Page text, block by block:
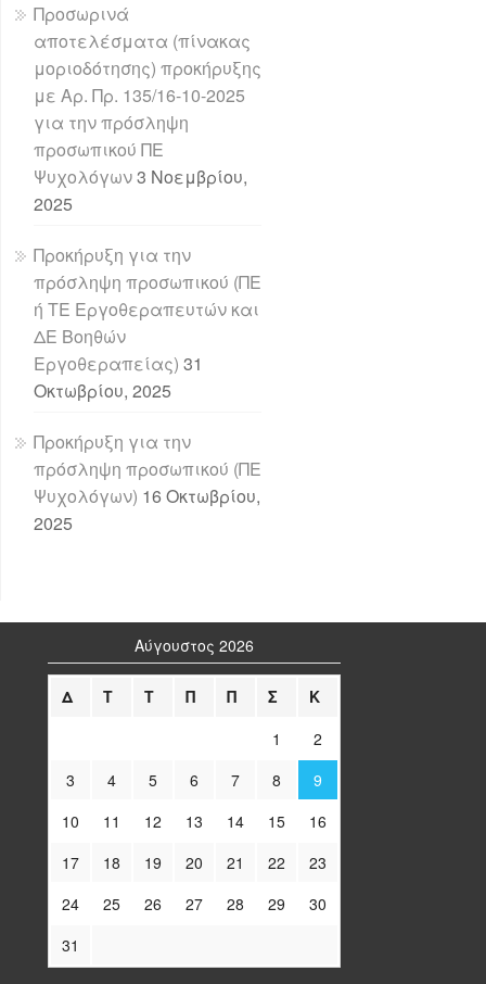
Προσωρινά
αποτελέσματα (πίνακας
μοριοδότησης) προκήρυξης
με Αρ. Πρ. 135/16-10-2025
για την πρόσληψη
προσωπικού ΠΕ
Ψυχολόγων3 Νοεμβρίου,
2025
Προκήρυξη για την
πρόσληψη προσωπικού (ΠΕ
ή ΤΕ Εργοθεραπευτών και
ΔΕ Βοηθών
Εργοθεραπείας) 31
Οκτωβρίου, 2025
Προκήρυξη για την
πρόσληψη προσωπικού (ΠΕ
Ψυχολόγων) 16 Οκτωβρίου,
2025
Αύγουστος 2026
Δ Τ Τ Π Π Σ
Κ
1
2
3
4 5 6 7 8
9
10
11 12 13 14 15
16
17
18 19 20 21 22
23
24
25 26 27 28 29
30
31